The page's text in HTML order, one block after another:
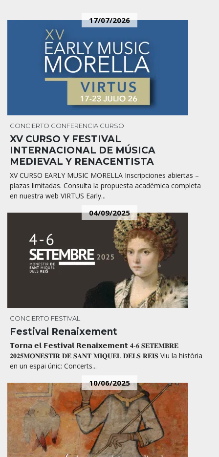
17/07/2026
CONCIERTO CONFERENCIA CURSO
XV CURSO Y FESTIVAL
INTERNACIONAL DE MÚSICA
MEDIEVAL Y RENACENTISTA
XV CURSO EARLY MUSIC MORELLA Inscripciones abiertas –
plazas limitadas. Consulta la propuesta académica completa
en nuestra web VIRTUS Early...
04/09/2025
CONCIERTO FESTIVAL
Festival Renaixement
𝗧𝗼𝗿𝗻𝗮 𝗲𝗹 𝗙𝗲𝘀𝘁𝗶𝘃𝗮𝗹 𝗥𝗲𝗻𝗮𝗶𝘅𝗲𝗺𝗲𝗻𝘁 𝟒-𝟔 𝐒𝐄𝐓𝐄𝐌𝐁𝐑𝐄
𝟐𝟎𝟐𝟓𝐌𝐎𝐍𝐄𝐒𝐓𝐈𝐑 𝐃𝐄 𝐒𝐀𝐍𝐓 𝐌𝐈𝐐𝐔𝐄𝐋 𝐃𝐄𝐋𝐒 𝐑𝐄𝐈𝐒 Viu la història
en un espai únic: Concerts...
10/06/2025